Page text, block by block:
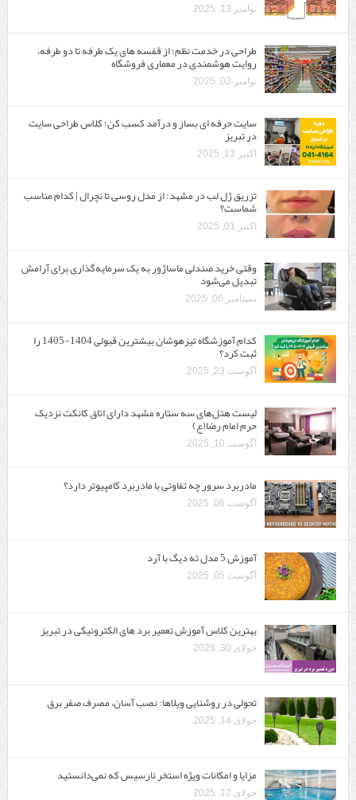
نوامبر 13, 2025
طراحی در خدمت نظم؛ از قفسه ‌های یک‌ طرفه تا دو طرفه،
روایت هوشمندی در معماری فروشگاه
نوامبر 03, 2025
سایت حرفه ‌ای بساز و درآمد کسب کن؛ کلاس طراحی سایت
در تبریز
اکتبر 13, 2025
تزریق ژل لب در مشهد: از مدل روسی تا نچرال | کدام مناسب
شماست؟
اکتبر 01, 2025
وقتی خرید صندلی ماساژور به یک سرمایه‌گذاری برای آرامش
تبدیل می‌شود
سپتامبر 06, 2025
کدام آموزشگاه تیزهوشان بیشترین قبولی 1404-1405 را
ثبت کرد؟
آگوست 23, 2025
لیست هتل‌های سه ستاره مشهد دارای اتاق کانکت نزدیک
حرم امام رضا(ع)
آگوست 10, 2025
مادربرد سرور چه تفاوتی با مادربرد کامپیوتر دارد؟
آگوست 06, 2025
آموزش 5 مدل ته دیگ با آرد
آگوست 05, 2025
بهترین کلاس آموزش تعمیر برد های الکترونیکی در تبریز
جولای 30, 2025
تحولی در روشنایی ویلاها: نصب آسان، مصرف صفر برق
جولای 14, 2025
مزایا و امکانات ویژه استخر نارسیس که نمی‌دانستید
جولای 12, 2025